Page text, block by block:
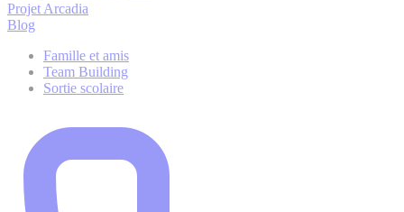
Projet Arcadia
Blog
Famille et amis
Team Building
Sortie scolaire